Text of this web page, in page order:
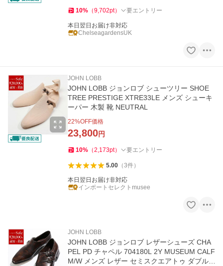
10% （9,702pt） 要エントリー
本日翌日お届け非対応
ChelseagardensUK
JOHN LOBB
JOHN LOBB ジョンロブ シューツリー SHOE
TREE PRESTIGE XTRE33LE メンズ シューキ
ーパー 木製 靴 NEUTRAL
22%OFF価格
23,800円
10% （2,173pt） 要エントリー
5.00（3件）
本日翌日お届け非対応
インポートセレクトmusee
JOHN LOBB
JOHN LOBB ジョンロブ レザーシューズ CHA
PEL PD チャペル 704180L 2Y MUSEUM CALF
M/W メンズ レザー セミスクエアトゥ ダブル